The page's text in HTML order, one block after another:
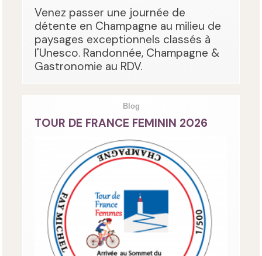
Venez passer une journée de
détente en Champagne au milieu de
paysages exceptionnels classés à
l'Unesco. Randonnée, Champagne &
Gastronomie au RDV.
Blog
TOUR DE FRANCE FEMININ 2026